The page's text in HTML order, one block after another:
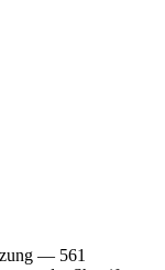
— 561